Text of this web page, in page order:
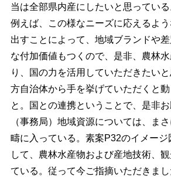
当は全部県内産にしたいと思っている
例えば、この様なニーズに応えるよ
出すことによって、地域ブランドや
な付加価値もつくので、是非、農林
り、国の力を活用していただきたい
方自治体から手を挙げていただくと
と。国との連携ということで、是非お
（事務局）地域資源については、ま
疇に入っている。素案P32のイメージ
して、農林水産物および産地技術、
ている。従って今ご指摘いただきま